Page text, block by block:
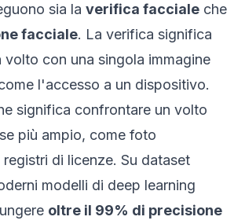
sia la verifica facciale che
facciale. La verifica significa
volto con una singola immagine
l'accesso a un dispositivo.
significa confrontare un volto
più ampio, come foto
di licenze. Su dataset
modelli di deep learning
oltre il 99% di precisione